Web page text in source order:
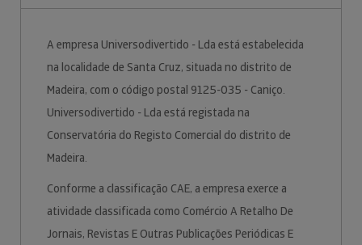
A empresa Universodivertido - Lda está estabelecida
na localidade de Santa Cruz, situada no distrito de
Madeira, com o código postal 9125-035 - Caniço.
Universodivertido - Lda está registada na
Conservatória do Registo Comercial do distrito de
Madeira.
Conforme a classificação CAE, a empresa exerce a
atividade classificada como Comércio A Retalho De
Jornais, Revistas E Outras Publicações Periódicas E